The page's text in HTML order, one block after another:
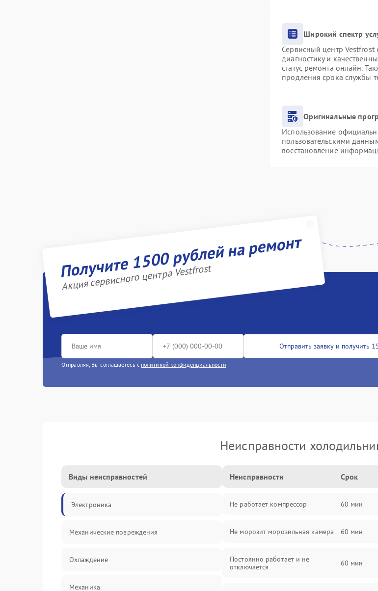
Широкий спектр
Сервисный центр Vestfrost
диагностику и
статус ремонта онлайн.
продления срока службы
Оригинальные
Использование
пользовательскими
восстановление
Получите 1500 рублей на ремонт
Акция сервисного центра Vestfrost
Отправить заявку и получить
Отправляя, Вы соглашаетесь с политикой конфиденциальности
Неисправности
Виды неисправностей
Электроника
Механические повреждения
Охлаждение
Механика
Неисправности Срок
Не работает компрессор 60 мин
Не морозит морозильная камера 60 мин
Постоянно работает и не
отключается
60 мин